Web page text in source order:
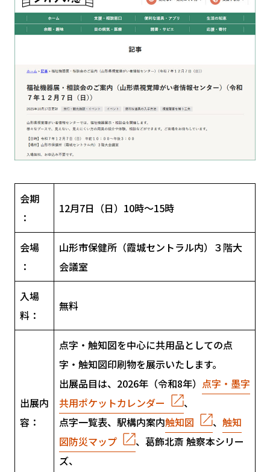
会期
：
12月7日（日）10時～15時
会場
：
山形市保健所（霞城セントラル内）３階大
会議室
入場
料：
無料
出展内
容：
点字・触知図を中心に共用品としての点
字・触知図印刷物を展示いたします。
出展品目は、2026年（令和8年） 点字・墨字
共用ポケットカレンダー
、
点字一覧表、駅構内案内触知図 、 触知
図防災マップ
、葛飾北斎 触察本シリー
ズ、